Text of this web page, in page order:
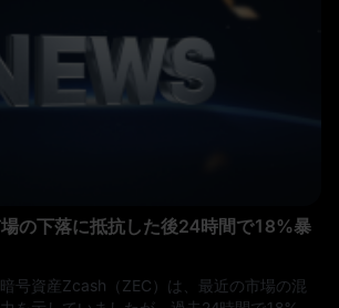
ており、Zcashへの規制された投資機会を
人投資家に新たな投資経路を開く可能性が
の下落に抵抗した後24時間で18%暴
号資産Zcash（ZEC）は、最近の市場の混